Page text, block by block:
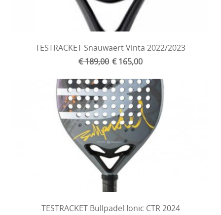
TESTRACKET Snauwaert Vinta 2022/2023
€ 189,00 € 165,00
TESTRACKET Bullpadel Ionic CTR 2024